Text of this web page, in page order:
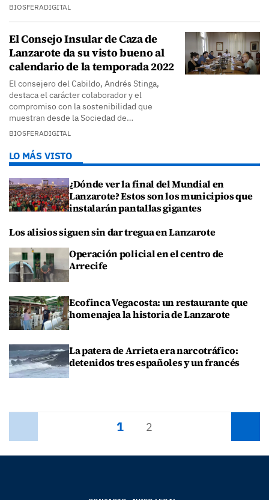
BIOSFERADIGITAL
El Consejo Insular de Caza de
Lanzarote da su visto bueno al
calendario de la temporada 2022
El consejero del Cabildo, Andrés Stinga,
destaca el carácter colaborador y el
compromiso con la sostenibilidad que
muestran desde la Sociedad de…
BIOSFERADIGITAL
LO MÁS VISTO
¿Dónde ver la final del Mundial en
Lanzarote? Estos son los municipios que
instalarán pantallas gigantes
Los alisios siguen sin dar tregua en Lanzarote
Operación policial en el centro de
Arrecife
Ecofinca Vegacosta: un restaurante que
homenajea la historia de Lanzarote
La patera de Arrieta era narcotráfico:
detenidos tres españoles y un francés
1 2